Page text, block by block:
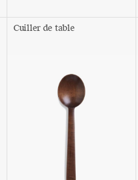
Cuiller de table